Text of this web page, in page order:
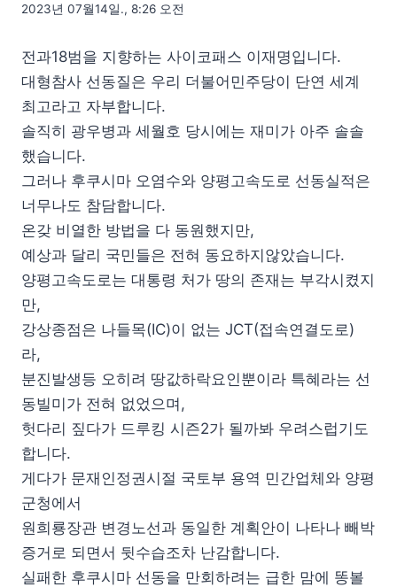
2023년 07월14일., 8:26 오전
전과18범을 지향하는 사이코패스 이재명입니다.
대형참사 선동질은 우리 더불어민주당이 단연 세계
최고라고 자부합니다.
솔직히 광우병과 세월호 당시에는 재미가 아주 솔솔
했습니다.
그러나 후쿠시마 오염수와 양평고속도로 선동실적은
너무나도 참담합니다.
온갖 비열한 방법을 다 동원했지만,
예상과 달리 국민들은 전혀 동요하지않았습니다.
양평고속도로는 대통령 처가 땅의 존재는 부각시켰지
만,
강상종점은 나들목(IC)이 없는 JCT(접속연결도로)
라,
분진발생등 오히려 땅값하락요인뿐이라 특혜라는 선
동빌미가 전혀 없었으며,
헛다리 짚다가 드루킹 시즌2가 될까봐 우려스럽기도
합니다.
게다가 문재인정권시절 국토부 용역 민간업체와 양평
군청에서
원희룡장관 변경노선과 동일한 계획안이 나타나 빼박
증거로 되면서 뒷수습조차 난감합니다.
실패한 후쿠시마 선동을 만회하려는 급한 맘에 똥볼